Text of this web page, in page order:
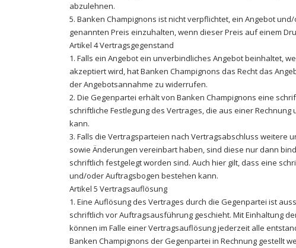
abzulehnen.
5. Banken Champignons ist nicht verpflichtet, ein Angebot
genannten Preis einzuhalten, wenn dieser Preis auf einem
Artikel 4 Vertragsgegenstand
1. Falls ein Angebot ein unverbindliches Angebot beinhaltet,
akzeptiert wird, hat Banken Champignons das Recht das
der Angebotsannahme zu widerrufen.
2. Die Gegenpartei erhält von Banken Champignons eine
schriftliche Festlegung des Vertrages, die aus einer
kann.
3. Falls die Vertragsparteien nach Vertragsabschluss weitere
sowie Änderungen vereinbart haben, sind diese nur dann
schriftlich festgelegt worden sind. Auch hier gilt, dass eine
und/oder Auftragsbogen bestehen kann.
Artikel 5 Vertragsauflösung
1. Eine Auflösung des Vertrages durch die Gegenpartei ist
schriftlich vor Auftragsausführung geschieht. Mit Einhaltung
können im Falle einer Vertragsauflösung jederzeit alle
Banken Champignons der Gegenpartei in Rechnung gestellt